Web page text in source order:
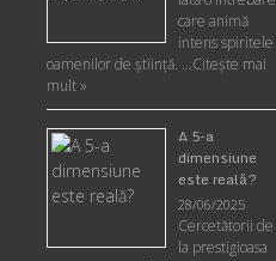
care animă
intens spiritele
oamenilor de ştiinţă. …Citește mai
mult »
A 5-a
dimensiune
este reală?
28/06/2025
Cercetătorii de
la prestigioasa